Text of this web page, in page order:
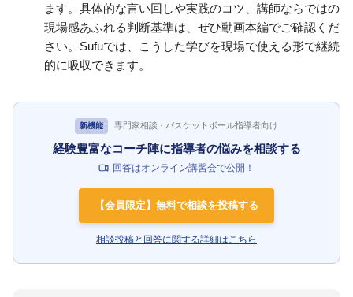
ます。具体的な言い回しや実践のコツ、講師ならではの
現場感あふれる判断基準は、ぜひ動画本編でご確認くだ
さい。Sufuでは、こうした学びを現場で使える形で継続
的に吸収できます。
新機能 専門家相談 · バスケットボール指導者向け
経験豊富なコーチ陣に指導者の悩みを相談する
回答はオンライン講習会で公開！
【会員限定】無料で相談を投稿する
相談投稿と回答に関する詳細はこちら